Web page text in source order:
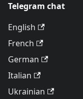
Telegram chat
English
French
German
Italian
Ukrainian